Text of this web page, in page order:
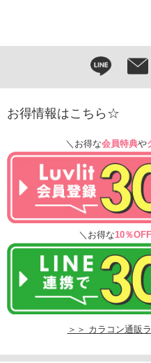
お得情報はこちら☆
＼お得な会員特典や
＼お得な10％
＞＞ カラコン通販